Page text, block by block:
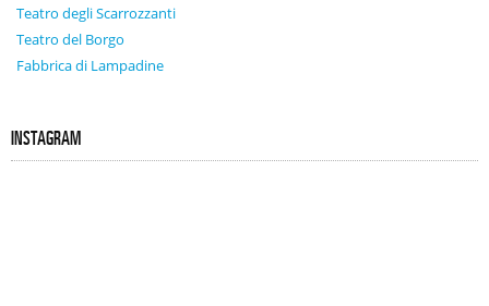
Teatro degli Scarrozzanti
Teatro del Borgo
Fabbrica di Lampadine
INSTAGRAM